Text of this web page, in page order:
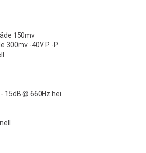
150mv
300mv -40V P -P
15dB @ 660Hz hei